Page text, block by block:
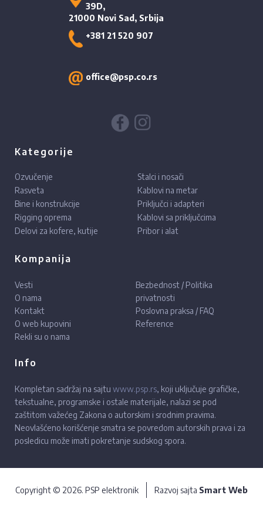
39D,
21000 Novi Sad, Srbija
+381 21 520 907
office@psp.co.rs
Kategorije
Ozvučenje
Rasveta
Bine i konstrukcije
Rigging oprema
Delovi za kofere, kutije
Stalci i nosači
Kablovi na metar
Priključci i adapteri
Kablovi sa priključcima
Pribor i alat
Kompanija
Vesti
O nama
Kontakt
O web kupovini
Rekli su o nama
Bezbednost / Politika
privatnosti
Poslovna praksa / FAQ
Reference
Info
Kompletan sadržaj na sajtu www.psp.rs, koji uključuje grafičke,
tekstualne, programske i ostale materijale, nalazi se pod
zaštitom važećeg Zakona o autorskim i srodnim pravima.
Neovlašćeno korišćenje smatra se povredom autorskih prava i za
posledicu može imati pokretanje sudskog spora.
Copyright © 2026. PSP elektronik Razvoj sajta Smart Web